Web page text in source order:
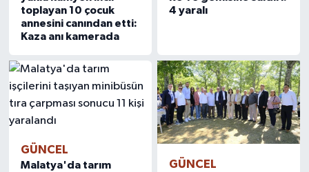
toplayan 10 çocuk
annesini canından etti:
Kaza anı kamerada
4 yaralı
GÜNCEL
Malatya'da tarım
GÜNCEL